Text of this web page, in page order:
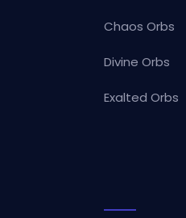
Chaos Orbs
Divine Orbs
Exalted Orbs